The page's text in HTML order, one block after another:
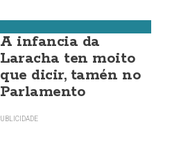
A infancia da
Laracha ten moito
que dicir, tamén no
Parlamento